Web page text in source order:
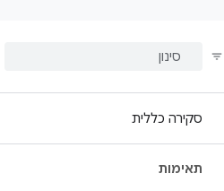
סקירה כללית
תאימות